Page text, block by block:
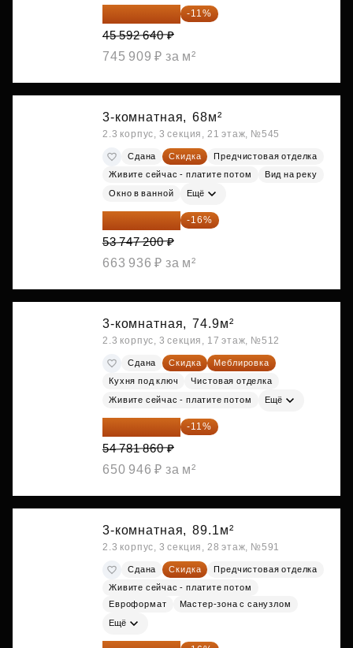
40 577 450 ₽ -11%
45 592 640 ₽
745 909 ₽ за м²
3-комнатная, 68м²
2.3 корпус, 3 секция, 21 этаж, №545
Сдана Скидка
Предчистовая отделка
Живите сейчас - платите потом
Вид на реку
Окно в ванной Ещё
45 147 648 ₽ -16%
53 747 200 ₽
663 936 ₽ за м²
3-комнатная, 74.9м²
2.3 корпус, 3 секция, 17 этаж, №512
Сдана Скидка
Меблировка
Кухня под ключ
Чистовая отделка
Живите сейчас - платите потом Ещё
48 755 855 ₽ -11%
54 781 860 ₽
650 946 ₽ за м²
3-комнатная, 89.1м²
2.3 корпус, 3 секция, 28 этаж, №591
Сдана Скидка
Предчистовая отделка
Живите сейчас - платите потом
Евроформат
Мастер-зона с санузлом
Ещё